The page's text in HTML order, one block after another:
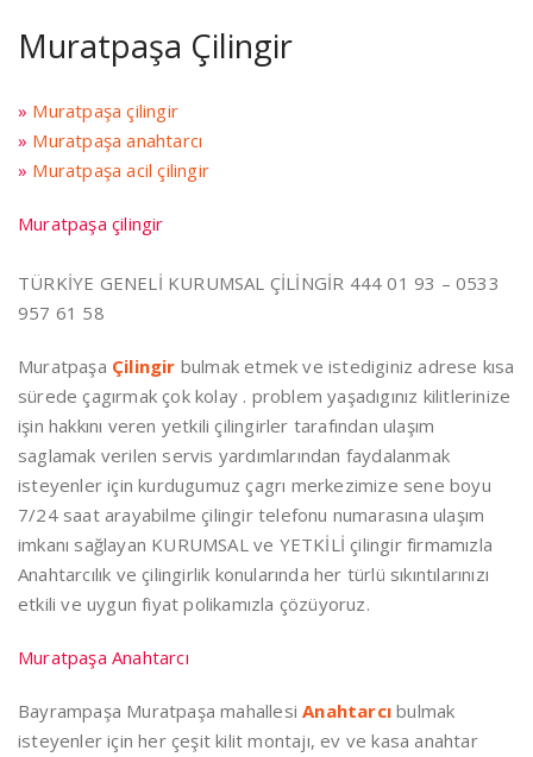
Muratpaşa Çilingir
» Muratpaşa çilingir
» Muratpaşa anahtarcı
» Muratpaşa acil çilingir
Muratpaşa çilingir
TÜRKİYE GENELİ KURUMSAL ÇİLİNGİR 444 01 93 – 0533
957 61 58
Muratpaşa Çilingir bulmak etmek ve istediginiz adrese kısa
sürede çagırmak çok kolay . problem yaşadıgınız kilitlerinize
işin hakkını veren yetkili çilingirler tarafından ulaşım
saglamak verilen servis yardımlarından faydalanmak
isteyenler için kurdugumuz çagrı merkezimize sene boyu
7/24 saat arayabilme çilingir telefonu numarasına ulaşım
imkanı sağlayan KURUMSAL ve YETKİLİ çilingir firmamızla
Anahtarcılık ve çilingirlik konularında her türlü sıkıntılarınızı
etkili ve uygun fiyat polikamızla çözüyoruz.
Muratpaşa Anahtarcı
Bayrampaşa Muratpaşa mahallesiAnahtarcı bulmak
isteyenler için her çeşit kilit montajı, ev ve kasa anahtar